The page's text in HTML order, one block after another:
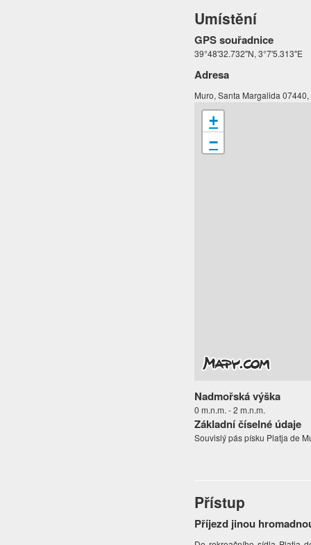
Umístění
GPS souřadnice
39°48'32.732"N, 3°7'5.313"E
Adresa
Muro, Santa Margalida
+
−
Nadmořská výška
0 m.n.m. - 2 m.n.m.
Základní číselné údaje
Souvislý pás písku Platja de
Přístup
Příjezd jinou